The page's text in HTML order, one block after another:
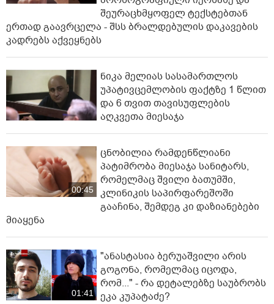
შეურაცხმყოფელ ტექსტებთან
ერთად გაავრცელა - შსს ბრალდებულის დაკავების
კადრებს აქვეყნებს
ნიკა მელიას სასამართლოს
უპატივცემლობის ფაქტზე 1 წლით
და 6 თვით თავისუფლების
აღკვეთა მიესაჯა
00:45
ცნობილია რამდენწლიანი
პატიმრობა მიესაჯა სანიტარს,
რომელმაც შვილი ბათუმში,
კლინიკის საპირფარეშოში
გააჩინა, შემდეგ კი დაზიანებები
მიაყენა
01:41
"ანასტასია ბერუაშვილი არის
გოგონა, რომელმაც იცოდა,
რომ..." - რა დეტალებზე საუბრობს
ეკა კუპატაძე?